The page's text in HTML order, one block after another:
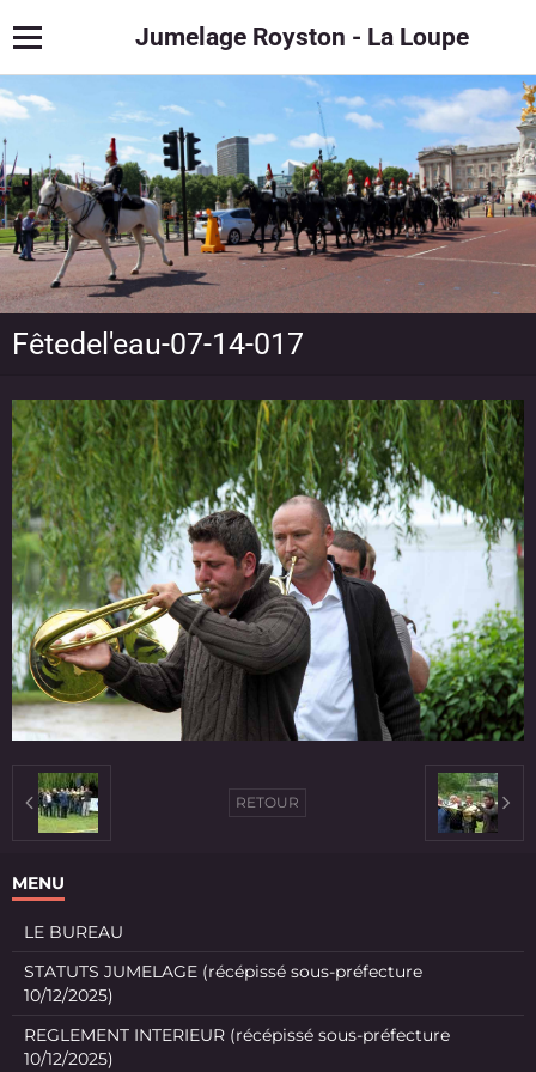
Jumelage Royston - La Loupe
Fêtedel'eau-07-14-017
RETOUR
MENU
LE BUREAU
STATUTS JUMELAGE (récépissé sous-préfecture
10/12/2025)
REGLEMENT INTERIEUR (récépissé sous-préfecture
10/12/2025)